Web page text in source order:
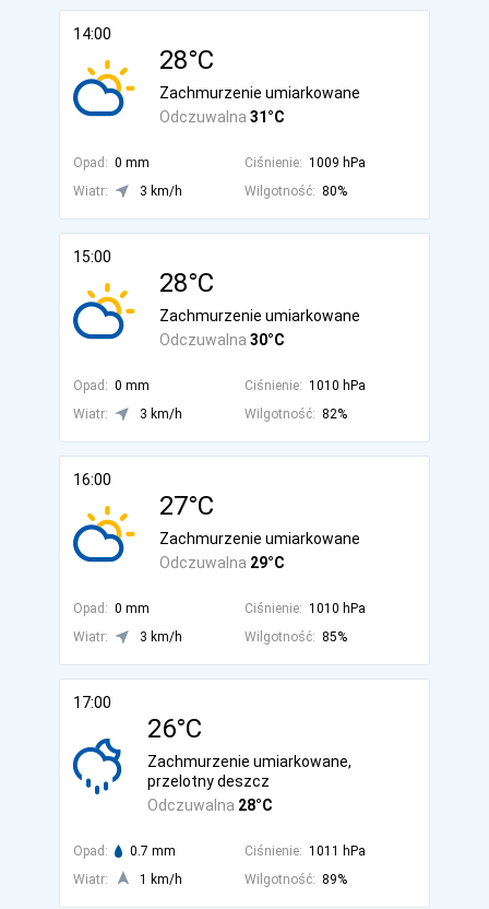
14:00
28°C
Odczuwalna 31°C
Zachmurzenie umiarkowane
Opad: 0 mm Ciśnienie: 1009 hPa
Wiatr:
3 km/h Wilgotność: 80%
15:00
28°C
Odczuwalna 30°C
Zachmurzenie umiarkowane
Opad: 0 mm Ciśnienie: 1010 hPa
Wiatr:
3 km/h Wilgotność: 82%
16:00
27°C
Odczuwalna 29°C
Zachmurzenie umiarkowane
Opad: 0 mm Ciśnienie: 1010 hPa
Wiatr:
3 km/h Wilgotność: 85%
17:00
26°C
Odczuwalna 28°C
Zachmurzenie umiarkowane,
przelotny deszcz
Opad: 0.7 mm Ciśnienie: 1011 hPa
Wiatr:
1 km/h Wilgotność: 89%